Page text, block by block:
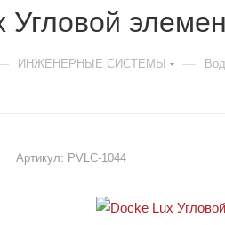
Угловой
ИНЖЕНЕРНЫЕ СИСТЕМЫ —
Артикул: PVLC-1044